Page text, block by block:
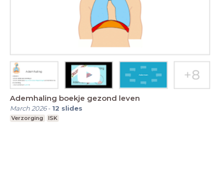
Ademhaling boekje gezond leven
March 2026- 12 slides
Verzorging ISK